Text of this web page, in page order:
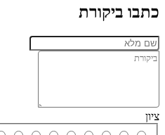
כתבו ביקורת
ציון